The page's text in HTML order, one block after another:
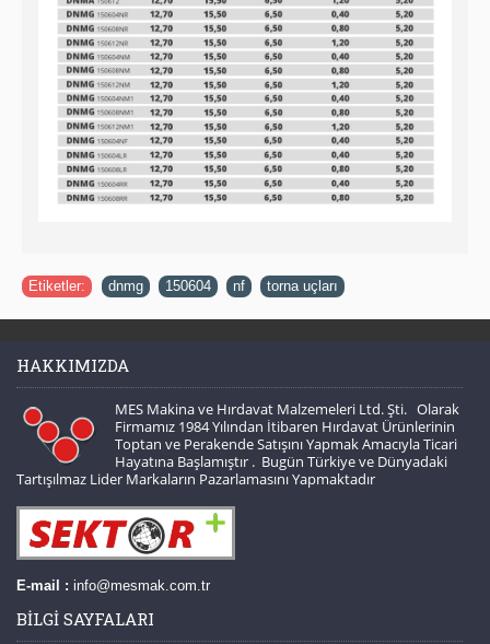
Etiketler: dnmg 150604 nf torna uçları
HAKKIMIZDA
MES Makina ve Hırdavat Malzemeleri Ltd. Şti. Olarak
Firmamız 1984 Yılından İtibaren Hırdavat Ürünlerinin
Toptan ve Perakende Satışını Yapmak Amacıyla Ticari
Hayatına Başlamıştır . Bugün Türkiye ve Dünyadaki
Tartışılmaz Lider Markaların Pazarlamasını Yapmaktadır
E-mail : info@mesmak.com.tr
BILGI SAYFALARI